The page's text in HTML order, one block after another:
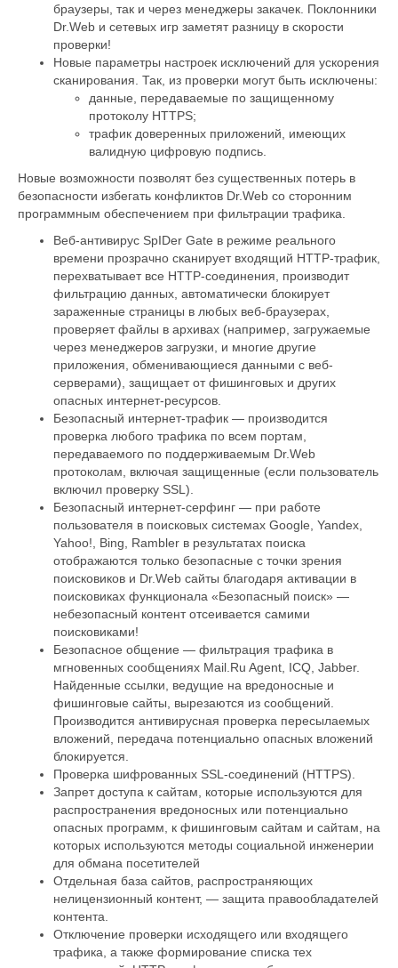
браузеры, так и через менеджеры закачек. Поклонники
Dr.Web и сетевых игр заметят разницу в скорости
проверки!
Новые параметры настроек исключений для ускорения
сканирования. Так, из проверки могут быть исключены:
данные, передаваемые по защищенному
протоколу HTTPS;
трафик доверенных приложений, имеющих
валидную цифровую подпись.
Новые возможности позволят без существенных потерь в
безопасности избегать конфликтов Dr.Web со сторонним
программным обеспечением при фильтрации трафика.
Веб-антивирус SpIDer Gate в режиме реального
времени прозрачно сканирует входящий HTTP-трафик,
перехватывает все HTTP-соединения, производит
фильтрацию данных, автоматически блокирует
зараженные страницы в любых веб-браузерах,
проверяет файлы в архивах (например, загружаемые
через менеджеров загрузки, и многие другие
приложения, обменивающиеся данными с веб-
серверами), защищает от фишинговых и других
опасных интернет-ресурсов.
Безопасный интернет-трафик — производится
проверка любого трафика по всем портам,
передаваемого по поддерживаемым Dr.Web
протоколам, включая защищенные (если пользователь
включил проверку SSL).
Безопасный интернет-серфинг — при работе
пользователя в поисковых системах Google, Yandex,
Yahoo!, Bing, Rambler в результатах поиска
отображаются только безопасные с точки зрения
поисковиков и Dr.Web сайты благодаря активации в
поисковиках функционала «Безопасный поиск» —
небезопасный контент отсеивается самими
поисковиками!
Безопасное общение — фильтрация трафика в
мгновенных сообщениях Mail.Ru Agent, ICQ, Jabber.
Найденные ссылки, ведущие на вредоносные и
фишинговые сайты, вырезаются из сообщений.
Производится антивирусная проверка пересылаемых
вложений, передача потенциально опасных вложений
блокируется.
Проверка шифрованных SSL-соединений (HTTPS).
Запрет доступа к сайтам, которые используются для
распространения вредоносных или потенциально
опасных программ, к фишинговым сайтам и сайтам, на
которых используются методы социальной инженерии
для обмана посетителей
Отдельная база сайтов, распространяющих
нелицензионный контент, — защита правообладателей
контента.
Отключение проверки исходящего или входящего
трафика, а также формирование списка тех